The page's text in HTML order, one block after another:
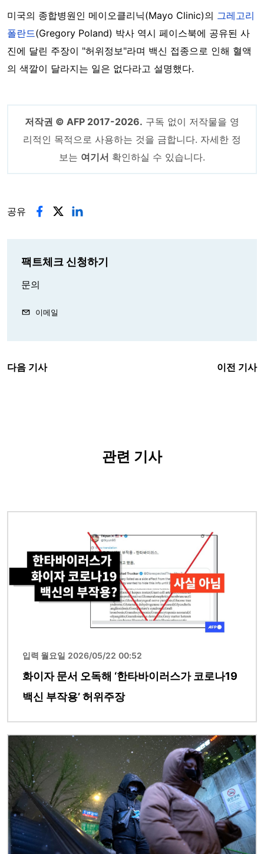
미국의 종합병원인 메이오클리닉(Mayo Clinic)의 그레고리
폴란드(Gregory Poland) 박사 역시 페이스북에 공유된 사
진에 달린 주장이 "허위정보"라며 백신 접종으로 인해 혈액
의 색깔이 달라지는 일은 없다라고 설명했다.
저작권 © AFP 2017-2026. 구독 없이 저작물을 영
리적인 목적으로 사용하는 것을 금합니다. 자세한 정
보는 여기서 확인하실 수 있습니다.
공유
팩트체크 신청하기
문의
이메일
다음 기사 이전 기사
관련 기사
입력 월요일 2026/05/22 00:52
화이자 문서 오독해 ‘한타바이러스가 코로나19
백신 부작용’ 허위주장
이미지